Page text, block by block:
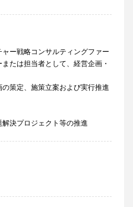
ー戦略コンサルティングファー
たは担当者として、経営企画・
策定、施策立案および実行推進
解決プロジェクト等の推進